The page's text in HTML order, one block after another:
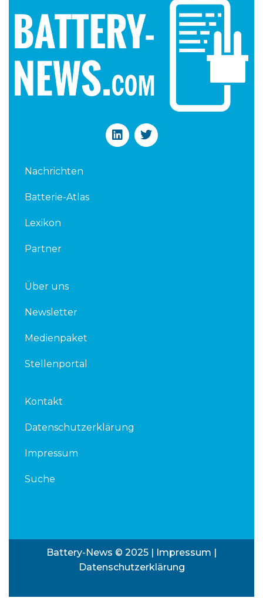
L
i
T
w
Nachrichten
Batterie-Atlas
Lexikon
Partner
Über uns
Newsletter
Medienpaket
Stellenportal
Kontakt
Datenschutzerklärung
Impressum
Suche
Battery-News © 2025 | Impressum |
Datenschutzerklärung